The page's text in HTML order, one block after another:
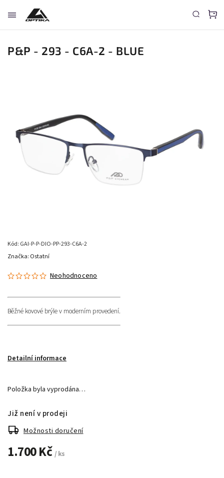
P&P - 293 - C6A-2 - BLUE
Kód: GAI-P-P-DIO-PP-293-C6A-2
Neohodnoceno
Běžné kovové brýle v moderním provedení.
Detailní informace
Značka: Ostatní
Položka byla vyprodána…
1.700 Kč / ks
Již není v prodeji
Možnosti doručení